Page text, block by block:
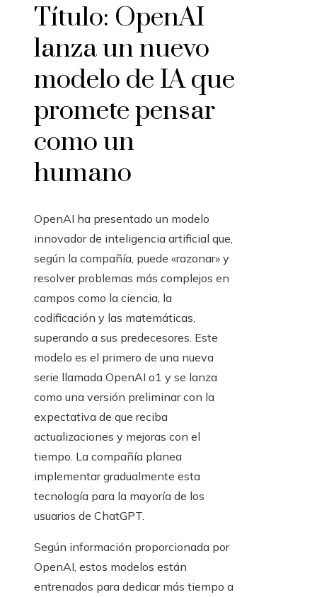
Título: OpenAI
lanza un nuevo
modelo de IA que
promete pensar
como un
humano
OpenAI ha presentado un modelo
innovador de inteligencia artificial que,
según la compañía, puede «razonar» y
resolver problemas más complejos en
campos como la ciencia, la
codificación y las matemáticas,
superando a sus predecesores. Este
modelo es el primero de una nueva
serie llamada OpenAI o1 y se lanza
como una versión preliminar con la
expectativa de que reciba
actualizaciones y mejoras con el
tiempo. La compañía planea
implementar gradualmente esta
tecnología para la mayoría de los
usuarios de ChatGPT.
Según información proporcionada por
OpenAI, estos modelos están
entrenados para dedicar más tiempo a